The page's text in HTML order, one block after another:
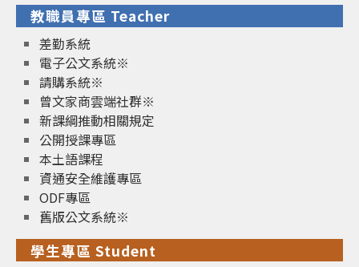
教職員專區 Teacher
差勤系統
電子公文系統※
請購系統※
曾文家商雲端社群※
新課綱推動相關規定
公開授課專區
本土語課程
資通安全維護專區
ODF專區
舊版公文系統※
學生專區 Student